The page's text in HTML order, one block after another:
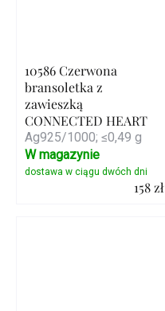
10586 Czerwona
bransoletka z
zawieszką
CONNECTED HEART
Ag925/1000; ≤0,49 g
158 zł
W magazynie